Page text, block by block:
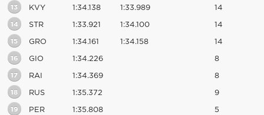
13 KVY 1:34.138 1:33.989 14
14 STR 1:33.921 1:34.100 14
15 GRO 1:34.161 1:34.158 14
16 GIO 1:34.226 8
17 RAI 1:34.369 8
18 RUS 1:35.372 9
19 PER 1:35.808 5